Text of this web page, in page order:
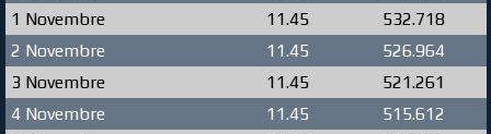
1 Novembre
11.45
532.718
2 Novembre
11.45
526.964
3 Novembre
11.45
521.261
4 Novembre
11.45
515.612